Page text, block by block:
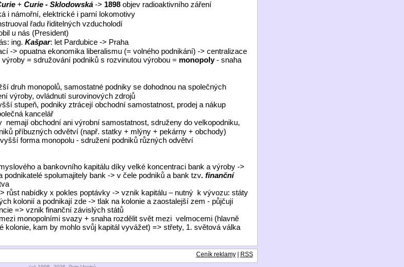
+ Curie - Sklodowská -> 1898 objev radioaktivního záření
i námořní, elektrické i parní lokomotivy
řadu řiditelných vzducholodí
u nás (President)
ing. Kašpar: let Pardubice -> Praha
-> opuatna ekonomika liberalismu (= volného podnikání) -> centralizace
= sdružování podniků s rozvinutou výrobou = monopoly- snaha
druh monopolů, samostatné podniky se dohodnou na společných
výroby, ovládnutí surovinových zdrojů
stupeň, podniky ztrácejí obchodní samostatnost, prodej a nákup
kancelář
nemají obchodní ani výrobní samostatnost, sdruženy do velkopodniku,
příbuzných odvětví (např. statky + mlýny + pekárny + obchody)
forma monopolu - sdružení podniků různých odvětví
a bankovního kapitálu díky velké koncentraci bank a výroby ->
podnikatelé spolumajitely bank -> v čele podniků a bank tzv. finanční
růst nabídky x pokles poptávky -> vznik kapitálu – nutný k vývozu: státy
kolonií a podnikají zde -> tlak na kolonie a zaostalejší zem - půjčují
=> vznik finanční závislých států
monopolními svazy + snaha rozdělit svět mezi velmocemi (hlavně
kolonie, kam by mohlo svůj kapitál vyvážet) => střety, 1. světová válka
Ceník reklamy| RSS